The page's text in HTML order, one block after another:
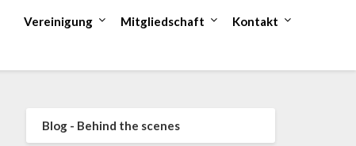
Vereinigung Mitgliedschaft Kontakt
Blog - Behind the scenes